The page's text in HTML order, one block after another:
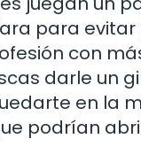
para
con
darle un
en la
podrían